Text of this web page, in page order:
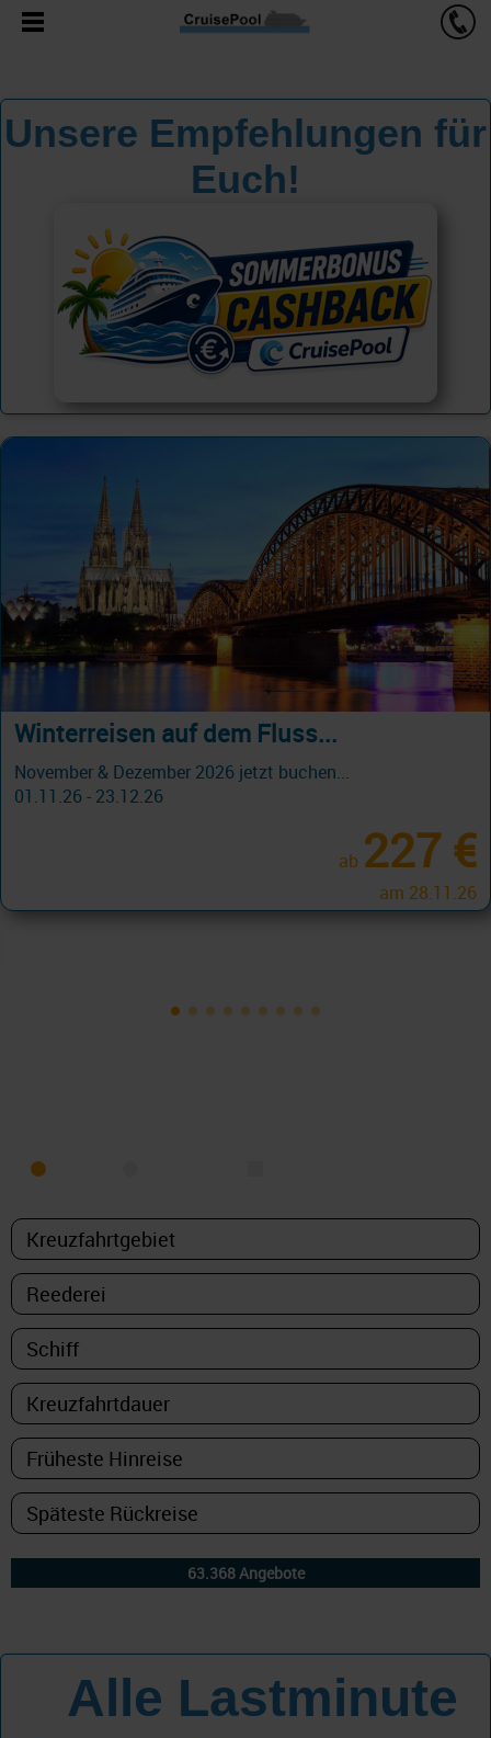
Unsere Empfehlungen für
Euch!
Holland America Reisen 2026 UNTER
1000,- pro Person! Jetzt buchen...
Östliche Karibik 8 Tage ab/an Miami
589 €
Alle Lastminute